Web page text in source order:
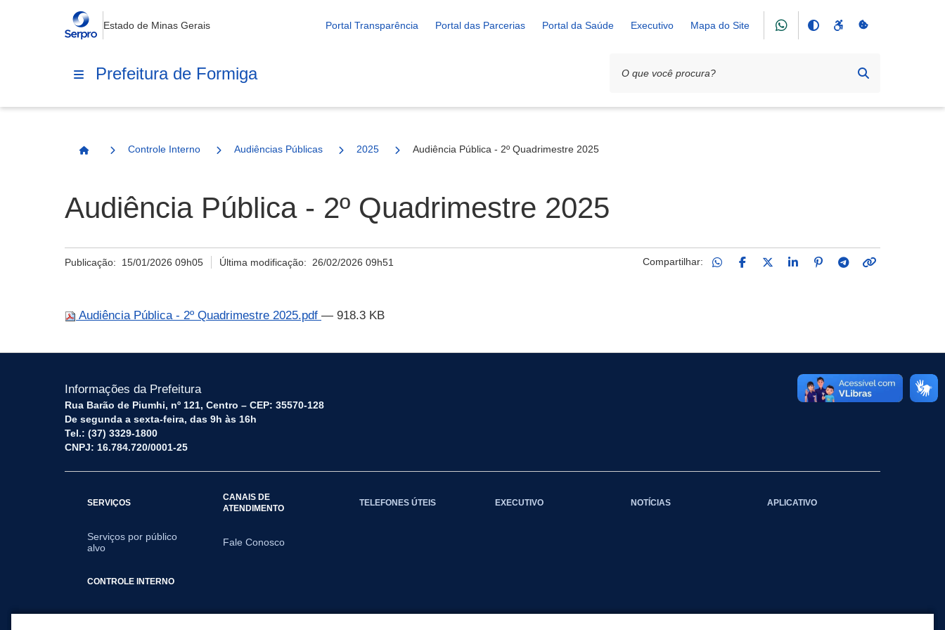
Estado de Minas Gerais Portal Transparência Portal das Parcerias Portal da Saúde Executivo Mapa do Site
Prefeitura de Formiga
Página Inicial
Controle Interno Audiências Públicas 2025 Audiência Pública - 2º Quadrimestre 2025
Audiência Pública - 2º Quadrimestre 2025
Publicação: 15/01/2026 09h05 Última modificação: 26/02/2026 09h51 Compartilhar:
Audiência Pública - 2º Quadrimestre 2025.pdf — 918.3 KB
Informações da Prefeitura
Rua Barão de Piumhi, nº 121, Centro – CEP: 35570-128
De segunda a sexta-feira, das 9h às 16h
Tel.: (37) 3329-1800
CNPJ: 16.784.720/0001-25
SERVIÇOS
Serviços por público
alvo
CANAIS DE
ATENDIMENTO
Fale Conosco
TELEFONES ÚTEIS EXECUTIVO NOTÍCIAS APLICATIVO
CONTROLE INTERNO